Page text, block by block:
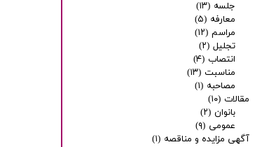
جلسه (۱۳)
معارفه (۵)
مراسم (۱۲)
تجلیل (۲)
انتصاب (۴)
مناسبت (۱۳)
مصاحبه (۱)
مقالات (۱۰)
بانوان (۲)
عمومی (۹)
آگهی مزایده و مناقصه (۱)